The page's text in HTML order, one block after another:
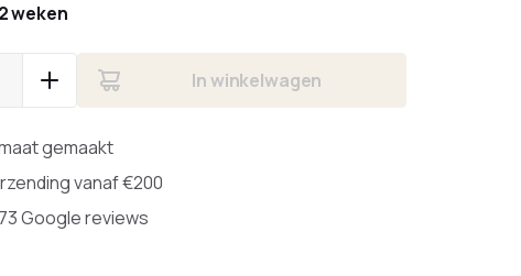
2 weken
In winkelwagen
gemaakt
vanaf €200
Google reviews